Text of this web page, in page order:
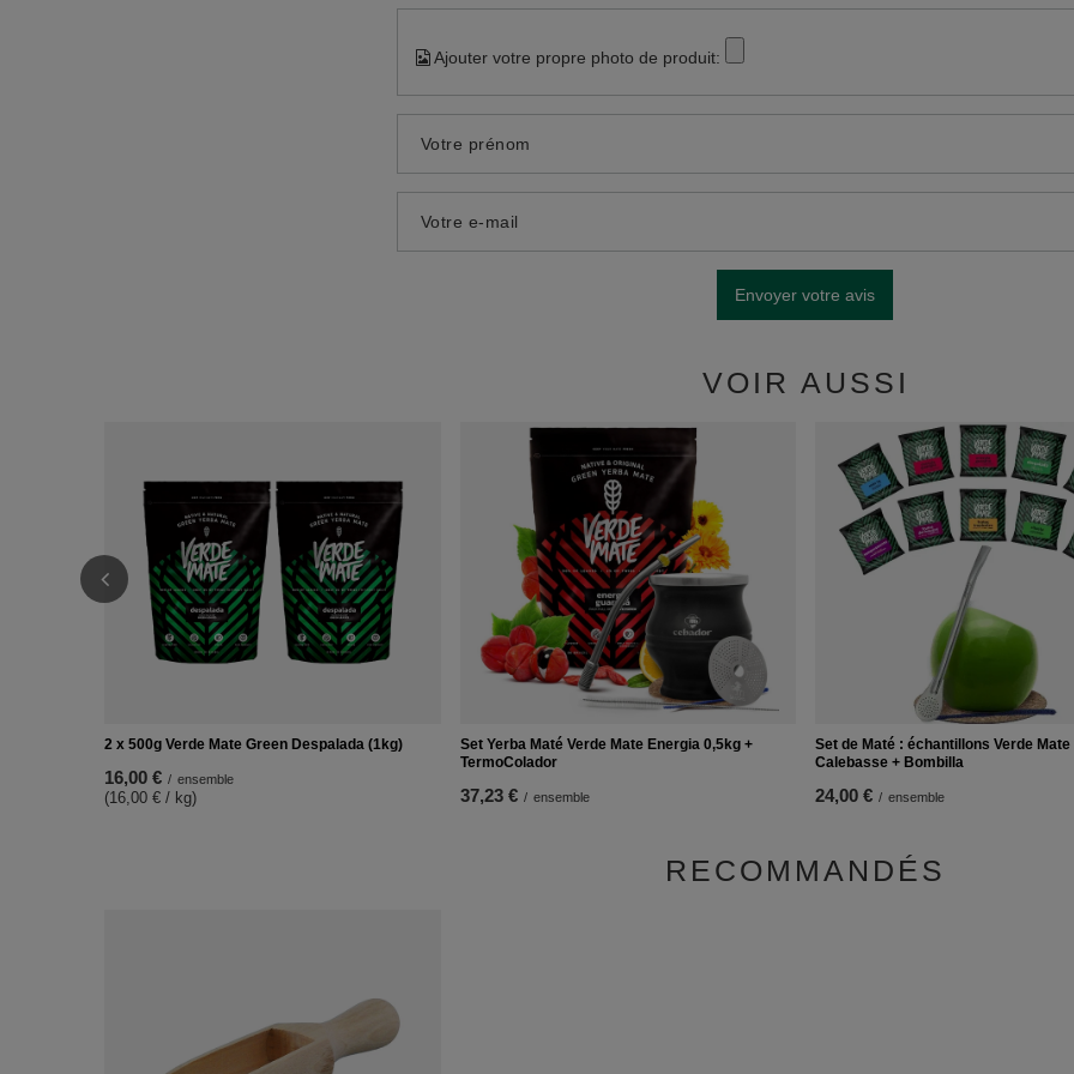
Ajouter votre propre photo de produit:
Votre prénom
Votre e-mail
Envoyer votre avis
VOIR AUSSI
2 x 500g Verde Mate Green Despalada (1kg)
16,00 € / ensemble
(16,00 € / kg)
Set Yerba Maté Verde Mate Energia 0,5kg +
TermoColador
37,23 € / ensemble
Set de Maté : échantillons Verde Mate
Calebasse + Bombilla
24,00 € / ensemble
RECOMMANDÉS